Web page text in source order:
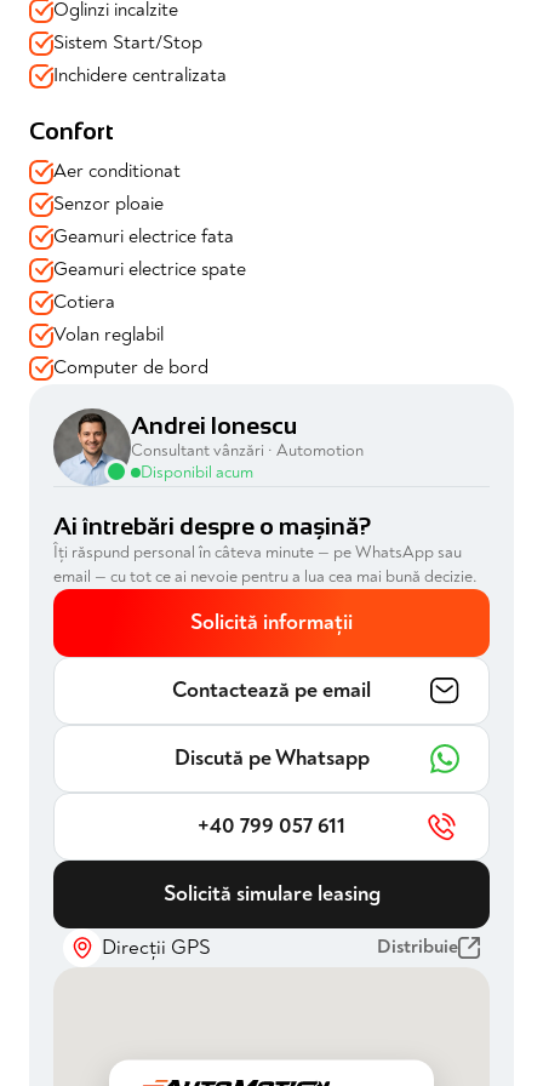
✔️Proiectoare ceață
✔️Start/Stop ( cu posibilitate dezactivare din buton )
✔️2 prize USB & o priză brichetă
📍 Mașina se vinde cu garanție 12 luni valabilă și toate
verificările efectuate
📍 Disponibilă imediat prin Automotion – achiziție în
siguranță, consultanță dedicată, soluții de finanțare
adaptate
Oglinzi incalzite
Sistem Start/Stop
Inchidere centralizata
Confort
Aer conditionat
Senzor ploaie
Geamuri electrice fata
Geamuri electrice spate
Cotiera
Volan reglabil
Computer de bord
Andrei Ionescu
Consultant vânzări · Automotion
Disponibil acum
Ai întrebări despre o mașină?
Îți răspund personal în câteva minute — pe WhatsApp sau
email — cu tot ce ai nevoie pentru a lua cea mai bună decizie.
Solicită informații
Contactează pe email
Discută pe Whatsapp
+40 799 057 611
Solicită simulare leasing
Direcții GPS Distribuie